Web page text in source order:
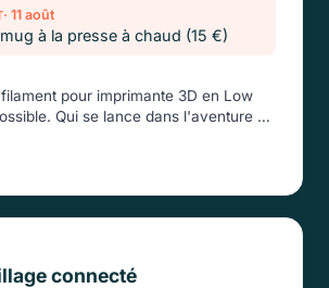
· 11 août
à la presse à chaud (15 €)
pour imprimante 3D en Low
Qui se lance dans l'aventure …
connecté